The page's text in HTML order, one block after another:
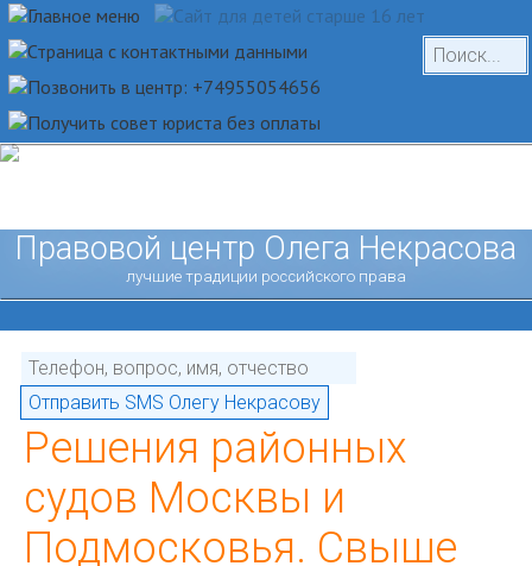
Правовой центр Олега Некрасова
лучшие традиции российского права
Решения районных
судов Москвы и
Подмосковья. Свыше